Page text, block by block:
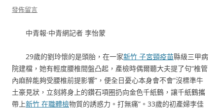
發佈留言
中青報·中青網記者 李怡蒙
29歲的劉玲懷的是頭胎，在一家新竹 子宮頸疫苗縣級三甲病
院建檔，她有輕度腰椎間盤凸起，產檢時偶爾聽大夫提了句“椎管
內麻醉能夠受腰椎前提影響”，便全日憂心本身會不會“沒標準牛
土豪見狀，立刻將身上的鑽石項圈扔向金色千紙鶴，讓千紙鶴攜
帶上新竹 在職體檢物質的誘惑力。打無痛”。33歲的初產婦李佳